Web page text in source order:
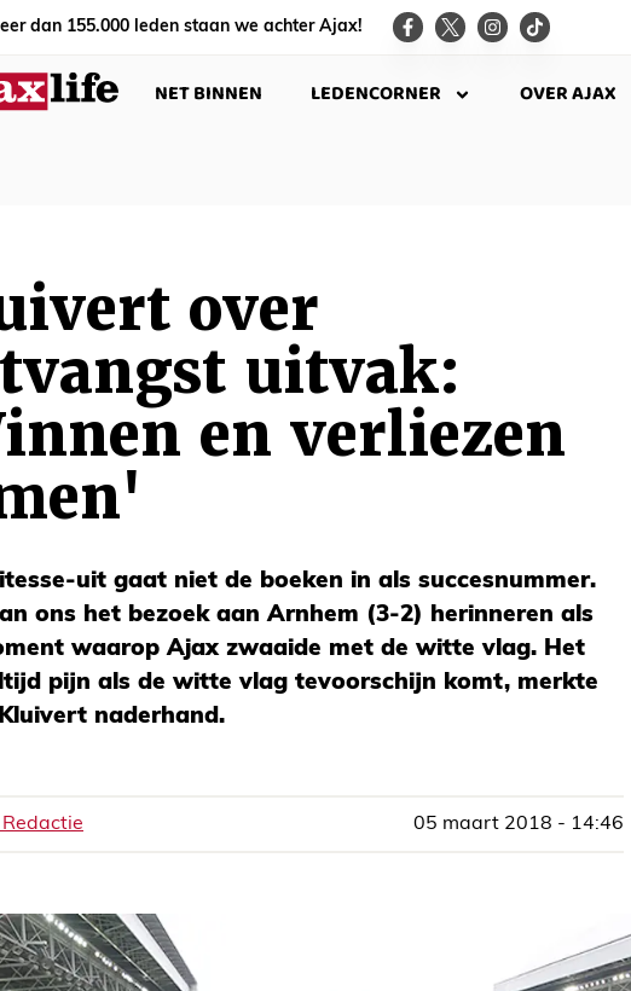
dan 155.000 leden staan we achter Ajax!
NET BINNEN LEDENCORNER OVER AJAX
over
uitvak:
en verliezen
uit gaat niet de boeken in als succesnummer.
ons het bezoek aan Arnhem (3-2) herinneren als
waarop Ajax zwaaide met de witte vlag. Het
pijn als de witte vlag tevoorschijn komt, merkte
naderhand.
Redactie 05 maart 2018 - 14:46